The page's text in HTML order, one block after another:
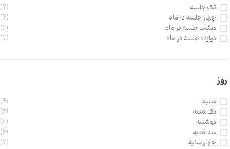
تک جلسه (4)
چهار جلسه در ماه (4)
هشت جلسه در ماه (6)
دوازده جلسه در ماه (2)
روز
شنبه (6)
یک شنبه (6)
دو شنبه (6)
سه شنبه (6)
چهار شنبه (2)